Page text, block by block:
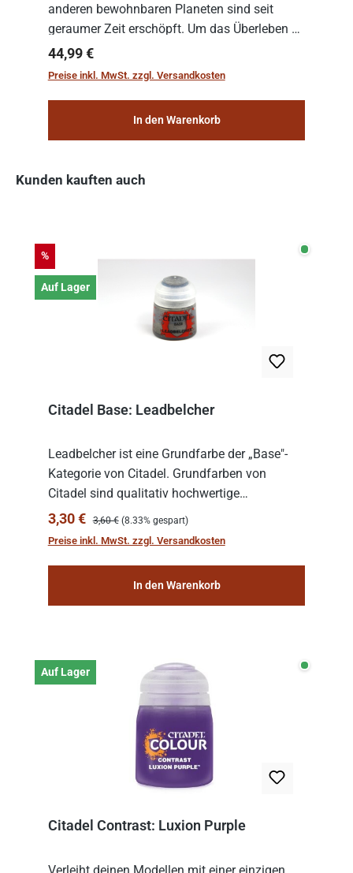
anderen bewohnbaren Planeten sind seit
geraumer Zeit erschöpft. Um das Überleben zu
sichern, wurden die sogenannten
„Weltenschiffe“ gebaut. Auf diesen
Regulärer Preis:
44,99 €
Preise inkl. MwSt. zzgl. Versandkosten
In den Warenkorb
Kunden kauften auch
Rabatt
%
Auf Lager
Auf
Citadel Base: Leadbelcher
Leadbelcher ist eine Grundfarbe der „Base"-
Kategorie von Citadel. Grundfarben von
Citadel sind qualitativ hochwertige
Acrylfarben, die speziell dafür entwickelt
wurden, schnell und einfach eine
Verkaufspreis:
3,30 € Regulärer Preis:
3,60 € (8.33% gespart)
Preise inkl. MwSt. zzgl. Versandkosten
In den Warenkorb
Auf Lager Auf
Citadel Contrast: Luxion Purple
Verleiht deinen Modellen mit einer einzigen